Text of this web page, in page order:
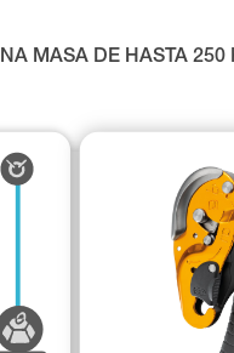
MASA DE HASTA 250